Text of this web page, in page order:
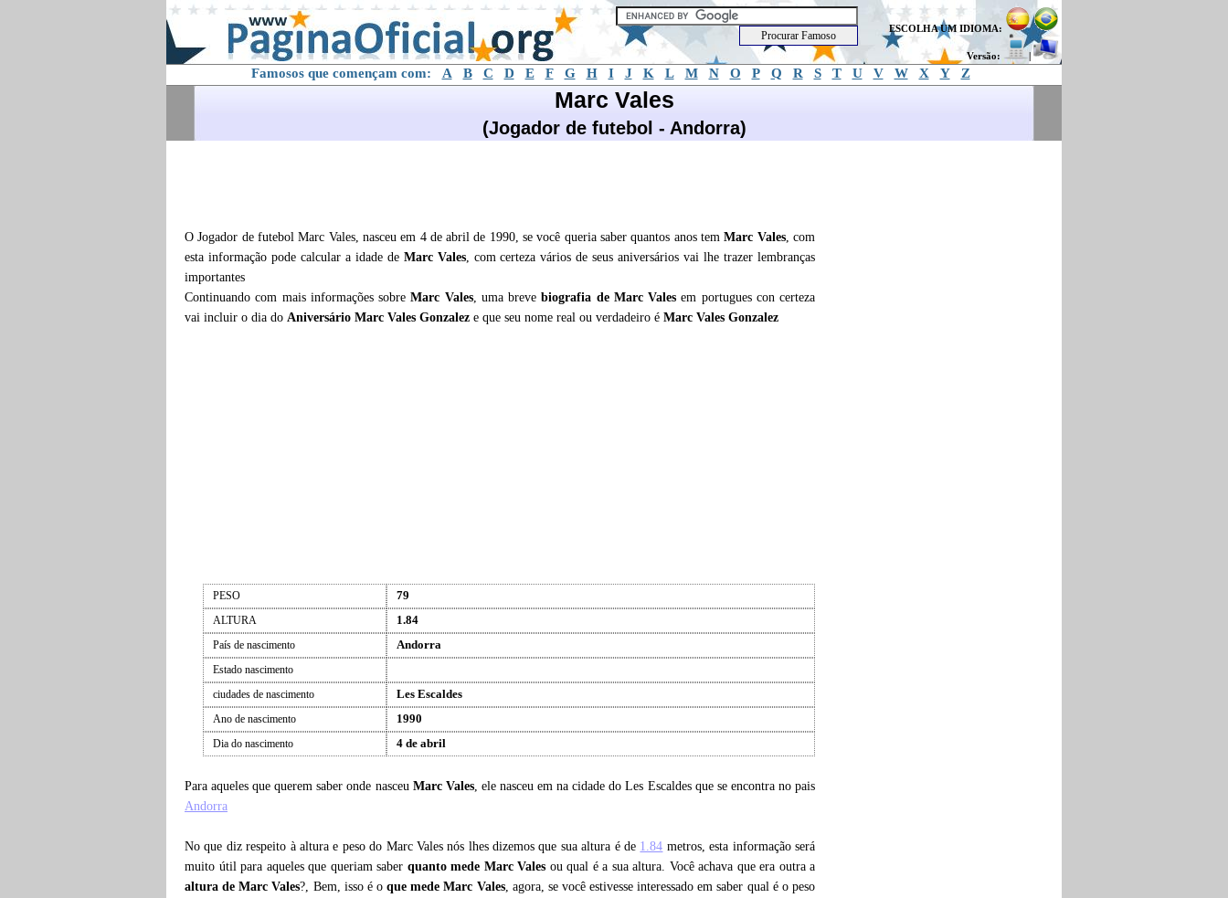
ESCOLHA UM IDIOMA:
Versão: |
Famosos que començam com: A B C D E F G H I J K L M N O P Q R S T U V W X Y Z
Marc Vales
(Jogador de futebol - Andorra)
O Jogador de futebol Marc Vales, nasceu em 4 de abril de 1990, se você queria saber quantos anos temMarc Vales, com
esta informação pode calcular a idade de Marc Vales, com certeza vários de seus aniversários vai lhe trazer lembranças
importantes
Continuando com mais informações sobreMarc Vales, uma brevebiografia de Marc Vales em portugues con certeza
vai incluir o dia do Aniversário Marc Vales Gonzalez e que seu nome real ou verdadeiro é Marc Vales Gonzalez
PESO 79
ALTURA 1.84
País de nascimento Andorra
Estado nascimento
ciudades de nascimento
Les Escaldes
Ano de nascimento 1990
Dia do nascimento 4 de abril
Para aqueles que querem saber onde nasceu Marc Vales, ele nasceu em na cidade do Les Escaldes que se encontra no pais
Andorra
No que diz respeito à altura e peso do Marc Vales nós lhes dizemos que sua altura é de 1.84 metros, esta informação será
muito útil para aqueles que queriam saber quanto mede Marc Vales ou qual é a sua altura. Você achava que era outra a
altura de Marc Vales?, Bem, isso é oque mede Marc Vales, agora, se você estivesse interessado em saber qual é o peso